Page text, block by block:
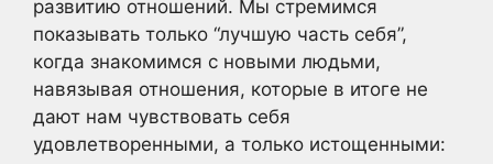
развитию отношений. Мы стремимся
показывать только “лучшую часть себя”,
когда знакомимся с новыми людьми,
навязывая отношения, которые в итоге не
дают нам чувствовать себя
удовлетворенными, а только истощенными: